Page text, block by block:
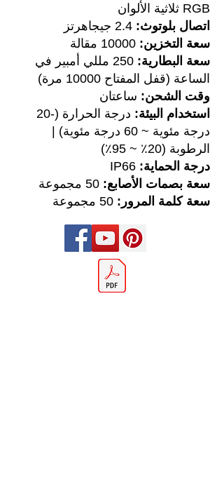
RGB ثلاثية الألوان
اتصال بلوتوث:
سعة التخزين:
سعة البطارية:
250 مللي أمبير في
الساعة (قفل المفتاح 10000 مرة)
وقت الشحن: ساعتان
استخدام البيئة:
درجة الحرارة (-20
درجة مئوية ~ 60 درجة مئوية) |
الرطوبة (20٪ ~ 95٪)
درجة الحماية:
سعة بصمات الأصابع:
سعة كلمة المرور: